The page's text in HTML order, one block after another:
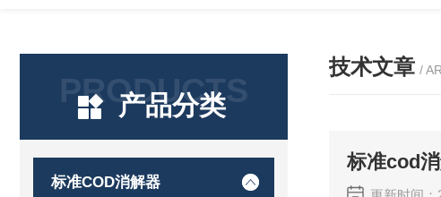
PRODUCTS
产品分类
标准COD消解器
技术文章 /
标准cod